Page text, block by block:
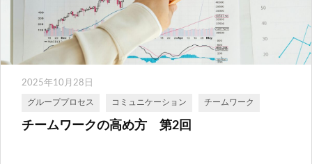
2025年10月28日
グループプロセス コミュニケーション チームワーク
チームワークの高め方 第2回